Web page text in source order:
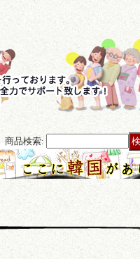
商品検索: